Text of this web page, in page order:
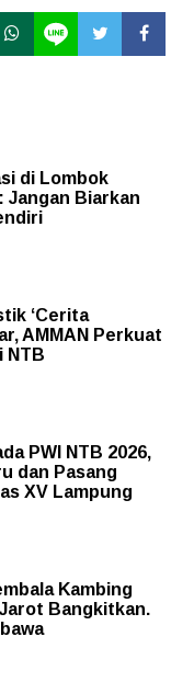
di Lombok
Jangan Biarkan
‘Cerita
AMMAN Perkuat
NTB
PWI NTB 2026,
dan Pasang
XV Lampung
Kambing
Bangkitkan.